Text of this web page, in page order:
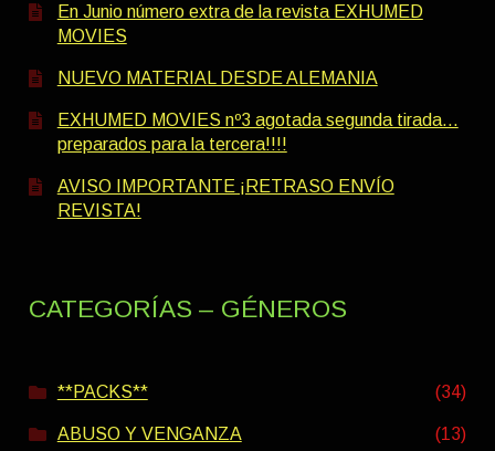
En Junio número extra de la revista EXHUMED
MOVIES
NUEVO MATERIAL DESDE ALEMANIA
EXHUMED MOVIES nº3 agotada segunda tirada…
preparados para la tercera!!!!
AVISO IMPORTANTE ¡RETRASO ENVÍO
REVISTA!
CATEGORÍAS – GÉNEROS
**PACKS** (34)
ABUSO Y VENGANZA (13)